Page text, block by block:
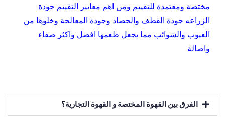
مختصة ومعتمدة للتقييم ومن اهم معايير التقييم جودة
الزراعه جودة القطف والحصاد وجودة المعالجة وخلوها من
العيوب والشوائب مما يجعل طعمها افضل واكثر صفاء
واصالة
الفرق بين القهوة المختصة و القهوة التجارية؟